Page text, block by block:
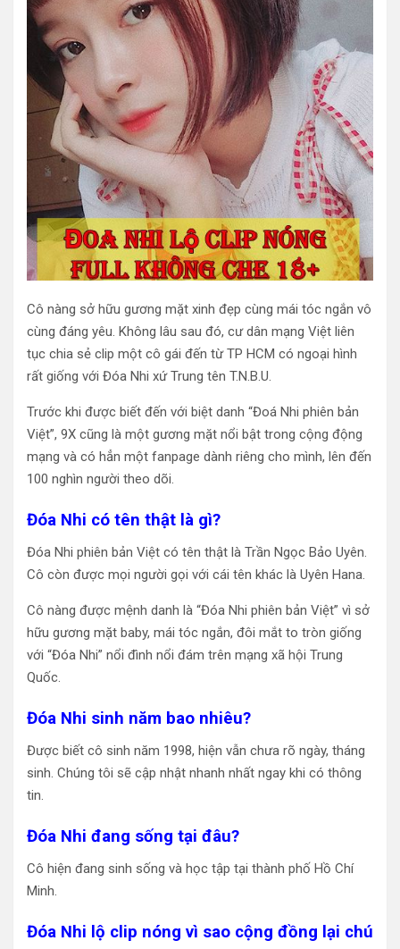
Cô nàng sở hữu gương mặt xinh đẹp cùng mái tóc ngắn vô
cùng đáng yêu. Không lâu sau đó, cư dân mạng Việt liên
tục chia sẻ clip một cô gái đến từ TP HCM có ngoại hình
rất giống với Đóa Nhi xứ Trung tên T.N.B.U.
Trước khi được biết đến với biệt danh “Đoá Nhi phiên bản
Việt”, 9X cũng là một gương mặt nổi bật trong cộng động
mạng và có hẳn một fanpage dành riêng cho mình, lên đến
100 nghìn người theo dõi.
Đóa Nhi có tên thật là gì?
Đóa Nhi phiên bản Việt có tên thật là Trần Ngọc Bảo Uyên.
Cô còn được mọi người gọi với cái tên khác là Uyên Hana.
Cô nàng được mệnh danh là “Đóa Nhi phiên bản Việt” vì sở
hữu gương mặt baby, mái tóc ngắn, đôi mắt to tròn giống
với “Đóa Nhi” nổi đình nổi đám trên mạng xã hội Trung
Quốc.
Đóa Nhi sinh năm bao nhiêu?
Được biết cô sinh năm 1998, hiện vẫn chưa rõ ngày, tháng
sinh. Chúng tôi sẽ cập nhật nhanh nhất ngay khi có thông
tin.
Đóa Nhi đang sống tại đâu?
Cô hiện đang sinh sống và học tập tại thành phố Hồ Chí
Minh.
Đóa Nhi lộ clip nóng vì sao cộng đồng lại chú